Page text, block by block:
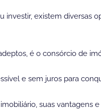
investir, existem diversas
é o consórcio de
e sem juros para
suas vantagens